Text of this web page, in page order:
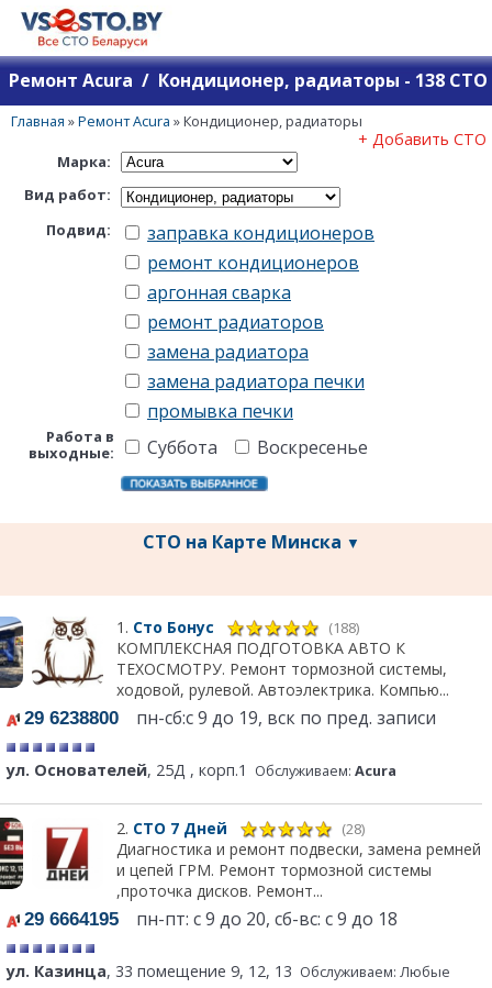
Ремонт Acura / Кондиционер, радиаторы - 138 СТО
Главная »Ремонт Acura »Кондиционер, радиаторы
+ Добавить СТО
Марка:
Вид работ:
Подвид:
заправка кондиционеров
ремонт кондиционеров
аргонная сварка
ремонт радиаторов
замена радиатора
замена радиатора печки
промывка печки
Работа в
выходные:
Суббота Воскресенье
СТО на Карте Минска ▼
1. Сто Бонус (188)
КОМПЛЕКСНАЯ ПОДГОТОВКА АВТО К
ТЕХОСМОТРУ. Ремонт тормозной системы,
ходовой, рулевой. Автоэлектрика. Компью...
29 6238800 пн-сб:с 9 до 19, вск по пред. записи
ул. Основателей, 25Д , корп.1 Обслуживаем: Acura
2. СТО 7 Дней (28)
Диагностика и ремонт подвески, замена ремней
и цепей ГРМ. Ремонт тормозной системы
,проточка дисков. Ремонт...
29 6664195 пн-пт: с 9 до 20, сб-вс: с 9 до 18
ул. Казинца, 33 помещение 9, 12, 13 Обслуживаем: Любые